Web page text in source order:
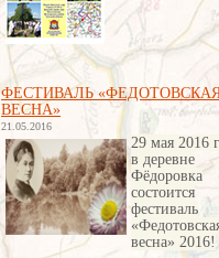
ФЕСТИВАЛЬ
ВЕСНА»
21.05.2016
29 мая 2016
в деревне
Фёдоровка
состоится
фестиваль
весна» 2016!